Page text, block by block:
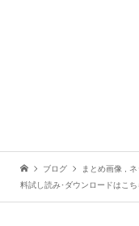
ブログ まとめ画像
料試し読み･ダウンロードはこ